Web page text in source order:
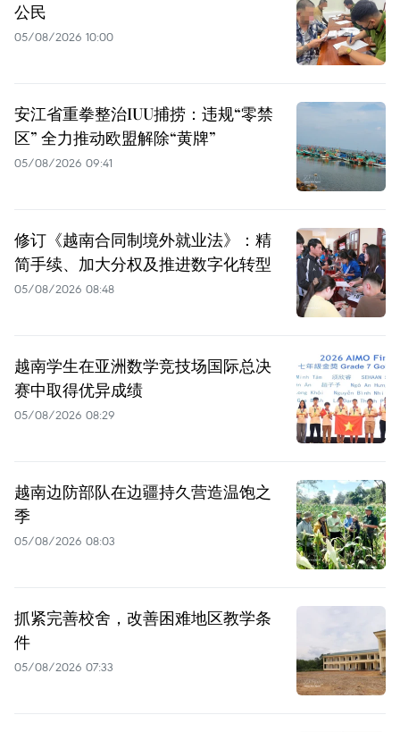
公民
05/08/2026 10:00
安江省重拳整治IUU捕捞：违规“零禁
区” 全力推动欧盟解除“黄牌”
05/08/2026 09:41
修订《越南合同制境外就业法》：精
简手续、加大分权及推进数字化转型
05/08/2026 08:48
越南学生在亚洲数学竞技场国际总决
赛中取得优异成绩
05/08/2026 08:29
越南边防部队在边疆持久营造温饱之
季
05/08/2026 08:03
抓紧完善校舍，改善困难地区教学条
件
05/08/2026 07:33